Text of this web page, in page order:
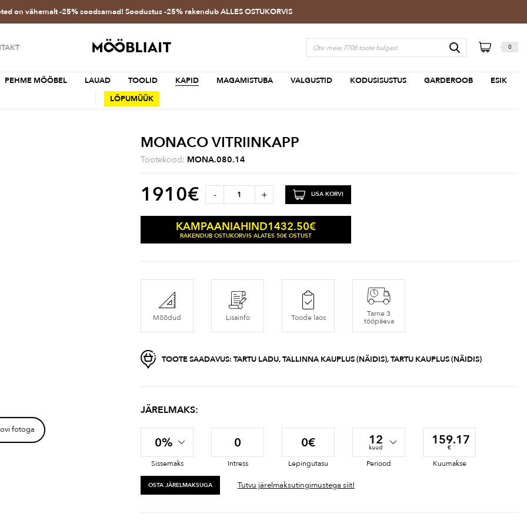
on vähemalt -25% soodsamad! Soodustus -25% rakendub ALLES OSTUKORVIS
0
PEHME MÖÖBEL LAUAD TOOLID KAPID MAGAMISTUBA VALGUSTID KODUSISUSTUS GARDEROOB
ESIK
LÕPUMÜÜK
fotoga
MONACO VITRIINKAPP
Tootekood: MONA.080.14
1910€ - + LISA KORVI
KAMPAANIAHIND1432.50€
RAKENDUB OSTUKORVIS ALATES 50€ OSTUST
Mõõdud Lisainfo Toode laos
Tarne 3
tööpäeva
TOOTE SAADAVUS:TARTU LADU, TALLINNA KAUPLUS (NÄIDIS), TARTU KAUPLUS (NÄIDIS)
JÄRELMAKS:
0%
Sissemaks
0
Intress
0€
Lepingutasu
12
kuud
Periood
159.17
€
Kuumakse
OSTA JÄRELMAKSUGA Tutvu järelmaksutingimustega siit!